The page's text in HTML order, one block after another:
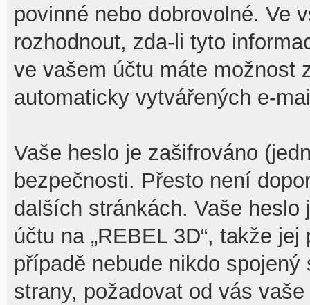
povinné nebo dobrovolné. Ve
rozhodnout, zda-li tyto
ve vašem účtu máte možnost
automaticky vytvářených e-
Vaše heslo je zašifrováno
bezpečnosti. Přesto není
dalších stránkách. Vaše
účtu na „REBEL 3D“, takže
případě nebude nikdo spojený
strany, požadovat od vás